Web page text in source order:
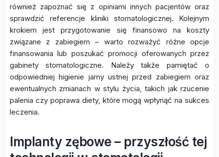
również zapoznać się z opiniami innych pacjentów oraz
sprawdzić referencje kliniki stomatologicznej. Kolejnym
krokiem jest przygotowanie się finansowo na koszty
związane z zabiegiem – warto rozważyć różne opcje
finansowania lub poszukać promocji oferowanych przez
gabinety stomatologiczne. Należy także pamiętać o
odpowiedniej higienie jamy ustnej przed zabiegiem oraz
ewentualnych zmianach w stylu życia, takich jak rzucenie
palenia czy poprawa diety, które mogą wpłynąć na sukces
leczenia.
Implanty zębowe – przyszłość tej